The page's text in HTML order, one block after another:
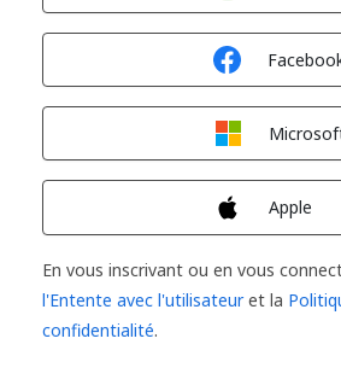
Apple
En vous inscrivant ou en vous
l'Entente avec l'utilisateuret la
confidentialité.